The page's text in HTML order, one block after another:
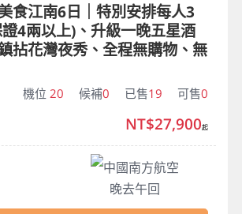
食江南6日｜特別安排每人3
4兩以上)、升級一晚五星酒
拈花灣夜秀、全程無購物、無
機位 20 候補0 已售19 可售0
中國南方航空
晚去午回
NT$27,900起